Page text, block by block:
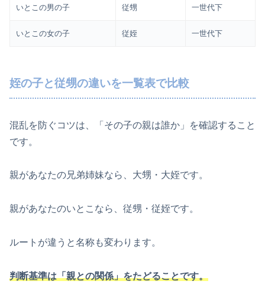
いとこの男の子 従甥 一世代下
いとこの女の子 従姪 一世代下
姪の子と従甥の違いを一覧表で比較
混乱を防ぐコツは、「その子の親は誰か」を確認すること
です。
親があなたの兄弟姉妹なら、大甥・大姪です。
親があなたのいとこなら、従甥・従姪です。
ルートが違うと名称も変わります。
判断基準は「親との関係」をたどることです。